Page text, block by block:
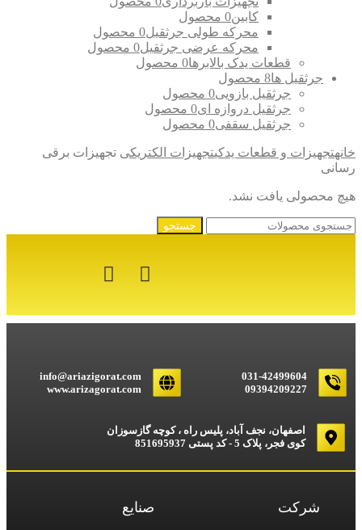
کابین0 محصول
محرکه طولی جرثقیل0 محصول
محرکه عرضی جرثقیل0 محصول
قطعات یدک بالابرها0 محصول
جرثقیل ها8 محصول
جرثقیل بازویی0 محصول
جرثقیل دروازه ای0 محصول
جرثقیل سقفی0 محصول
خانهتجهیزات و قطعات یدکیتجهیزات الکتریکی تجهیزات برقی
رسانی
هیچ محصولی یافت نشد.
جستجو
031-42499604
09394209227
info@ariazigorat.com
www.arizagorat.com
اصفهان، نجف آباد، پلیس راه ، کوچه گازسوزان
کوی فجر، پلاک 5 - کد پستی 851695937
شرکت صنایع